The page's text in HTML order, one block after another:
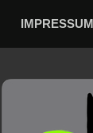
IMPRESSUM